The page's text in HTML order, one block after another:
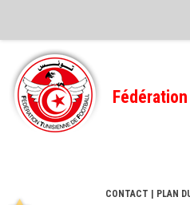
Feuille de match
FMI – 2022/2023
Ligue I – 2022/2023
CONTACT | PLAN